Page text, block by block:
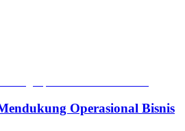
Operasional Bisnis